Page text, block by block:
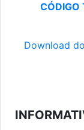
CÓDIGO
Download